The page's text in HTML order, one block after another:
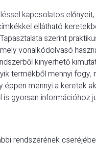
kapcsolatos
ellátható
szerint
vonalkódolvasó
kinyerhető
termékből mennyi fogy,
mennyi a keretek
gyorsan információhoz
rendszerének